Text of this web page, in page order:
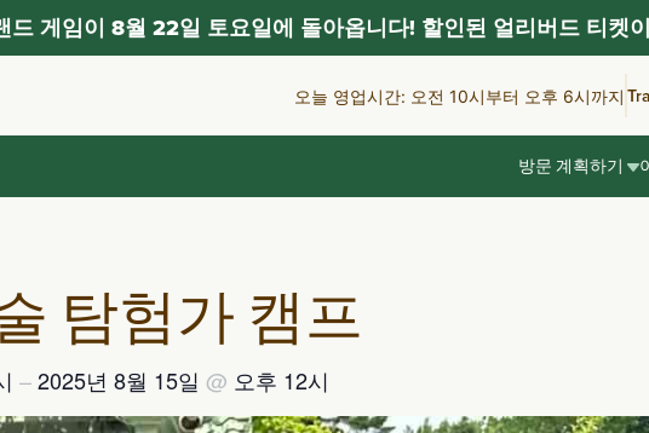
오늘 영업시간: 오전 10시부터 오후 6시까지
방문 계획하기
탐험가 캠프
–2025년 8월 15일 @ 오후 12시
게임이 8월 22일 토요일에 돌아옵니다! 할인된 얼리버드 티켓